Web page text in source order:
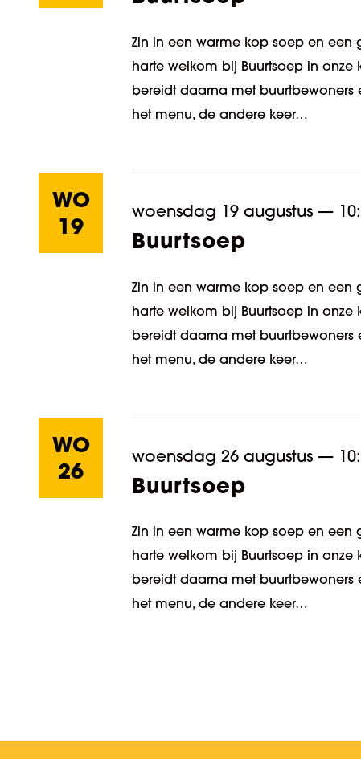
Zin in een warme kop soep en een
harte welkom bij Buurtsoep in
bereidt daarna met buurtbewoners
het menu, de andere keer…
WO
19
woensdag 19 augustus —
Buurtsoep
Zin in een warme kop soep en een
harte welkom bij Buurtsoep in
bereidt daarna met buurtbewoners
het menu, de andere keer…
WO
26
woensdag 26 augustus —
Buurtsoep
Zin in een warme kop soep en een
harte welkom bij Buurtsoep in
bereidt daarna met buurtbewoners
het menu, de andere keer…